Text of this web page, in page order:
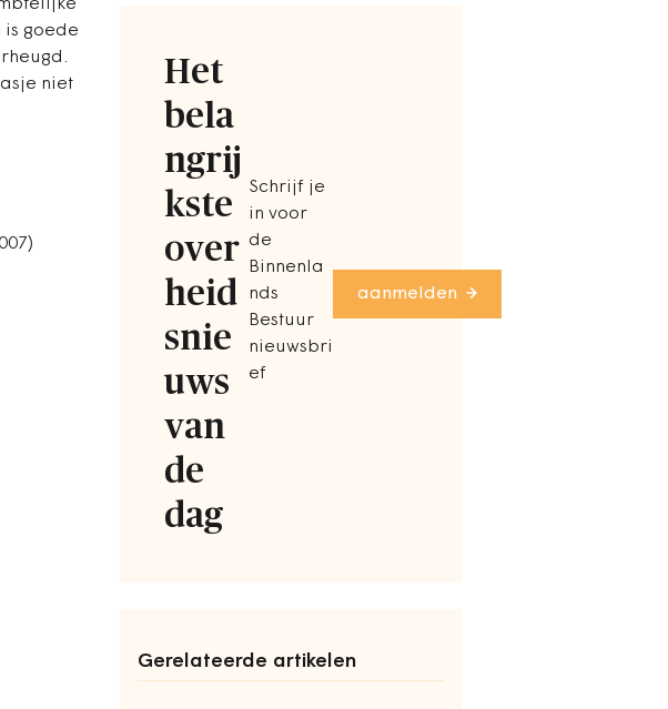
Het
bela
ngrij
kste
over
heid
snie
uws
van
de
dag
Schrijf je
in voor
de
Binnenla
nds
Bestuur
nieuwsbri
ef
aanmelden
Gerelateerde artikelen
goede
niet